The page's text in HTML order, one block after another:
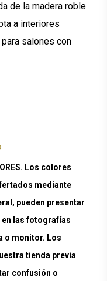
de la madera roble
a interiores
salones con
Los colores
mediante
pueden presentar
las fotografías
o monitor. Los
tienda previa
confusión o